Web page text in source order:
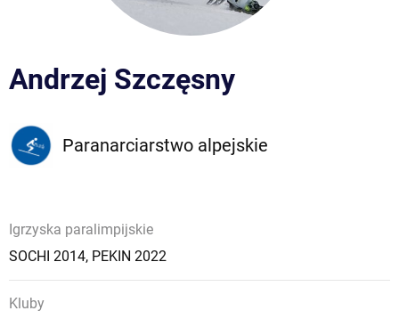
Andrzej Szczęsny
Paranarciarstwo alpejskie
Igrzyska paralimpijskie
SOCHI 2014, PEKIN 2022
Kluby